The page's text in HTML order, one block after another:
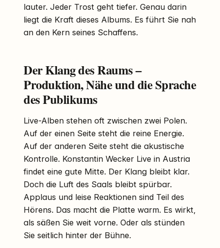
lauter. Jeder Trost geht tiefer. Genau darin
liegt die Kraft dieses Albums. Es führt Sie nah
an den Kern seines Schaffens.
Der Klang des Raums –
Produktion, Nähe und die Sprache
des Publikums
Live-Alben stehen oft zwischen zwei Polen.
Auf der einen Seite steht die reine Energie.
Auf der anderen Seite steht die akustische
Kontrolle. Konstantin Wecker Live in Austria
findet eine gute Mitte. Der Klang bleibt klar.
Doch die Luft des Saals bleibt spürbar.
Applaus und leise Reaktionen sind Teil des
Hörens. Das macht die Platte warm. Es wirkt,
als säßen Sie weit vorne. Oder als stünden
Sie seitlich hinter der Bühne.